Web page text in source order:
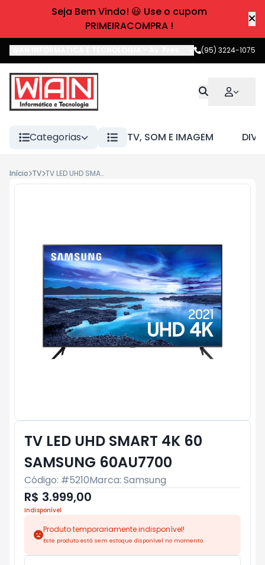
Seja Bem Vindo! 😃 Use o cupom
PRIMEIRACOMPRA !
Av. Pres. Castelo Branco,Boa
(95) 3224-1075
Categorias TV, SOM E IMAGEM
Início TV TV LED UHD SMART 4K 60 SAMSUNG 60AU7700
TV LED UHD SMART 4K 60
SAMSUNG 60AU7700
Código: #5210Marca: Samsung
R$ 3.999,00
Indisponível
Produto temporariamente indisponível!
Este produto está sem estoque disponível no momento.